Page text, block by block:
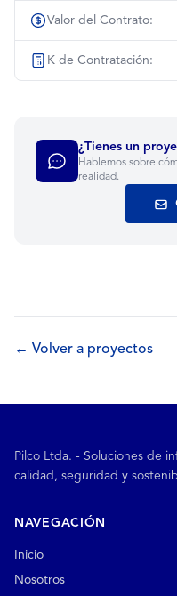
Valor del Contrato:
K de Contratación:
¿Tienes un
Hablemos sobre
realidad.
← Volver a proyectos
Pilco Ltda. - Soluciones de
calidad, seguridad y
NAVEGACIÓN
Inicio
Nosotros